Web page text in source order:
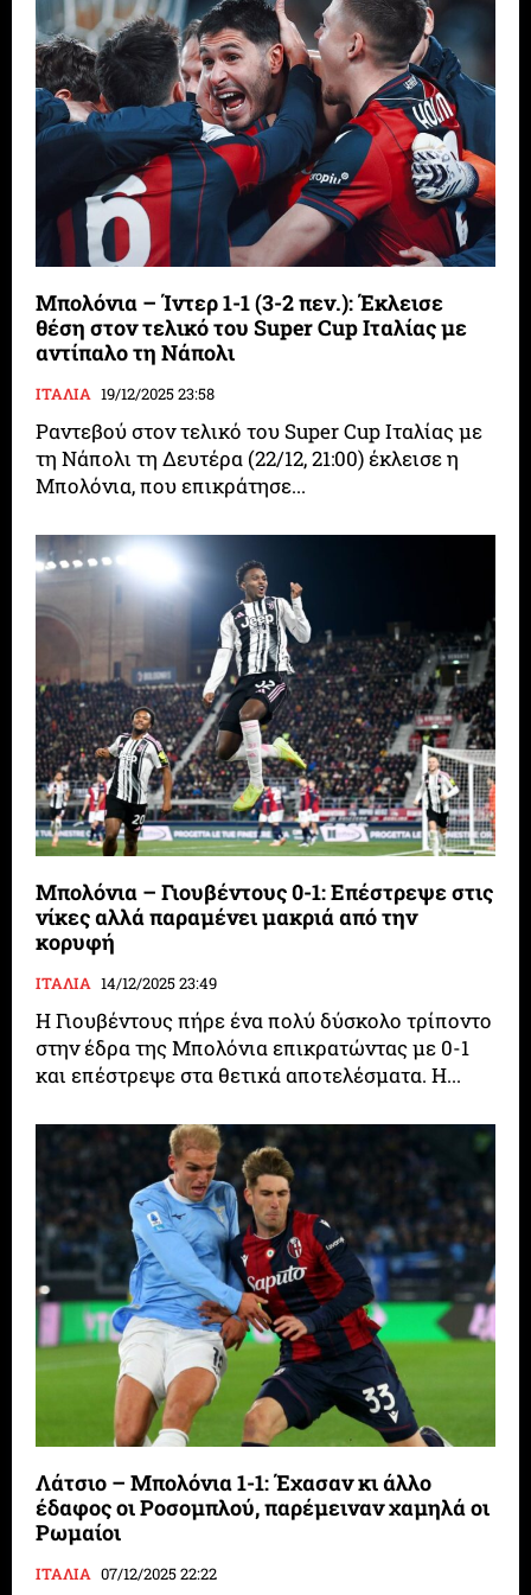
Μπολόνια – Ίντερ 1-1 (3-2 πεν.): Έκλεισε
θέση στον τελικό του Super Cup Ιταλίας με
αντίπαλο τη Νάπολι
ΙΤΑΛΙΑ 19/12/2025 23:58
Ραντεβού στον τελικό του Super Cup Ιταλίας με
τη Νάπολι τη Δευτέρα (22/12, 21:00) έκλεισε η
Μπολόνια, που επικράτησε...
Μπολόνια – Γιουβέντους 0-1: Επέστρεψε στις
νίκες αλλά παραμένει μακριά από την
κορυφή
ΙΤΑΛΙΑ 14/12/2025 23:49
Η Γιουβέντους πήρε ένα πολύ δύσκολο τρίποντο
στην έδρα της Μπολόνια επικρατώντας με 0-1
και επέστρεψε στα θετικά αποτελέσματα. Η...
Λάτσιο – Μπολόνια 1-1: Έχασαν κι άλλο
έδαφος οι Ροσομπλού, παρέμειναν χαμηλά οι
Ρωμαίοι
ΙΤΑΛΙΑ 07/12/2025 22:22